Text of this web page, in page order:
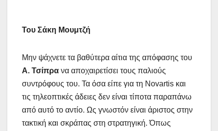
Του Σάκη Μουμτζή
Μην ψάχνετε τα βαθύτερα αίτια της απόφασης του
Α. Τσίπρα να αποχαιρετίσει τους παλιούς
συντρόφους του. Τα όσα είπε για τη Novartis και
τις τηλεοπτικές άδειες δεν είναι τίποτα παραπάνω
από αυτό το αντίο. Ως γνωστόν είναι άριστος στην
τακτική και σκράπας στη στρατηγική. Όπως